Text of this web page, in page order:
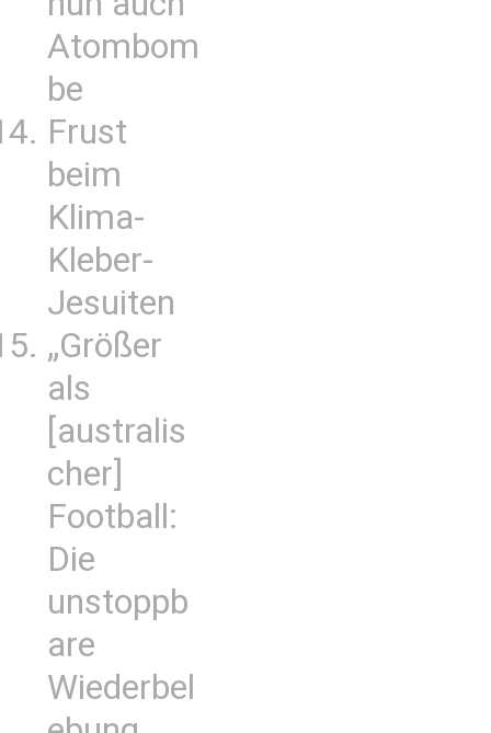
Atombom
be
Frust
beim
Klima-
Kleber-
Jesuiten
„Größer
als
[australis
cher]
Football:
Die
unstoppb
are
Wiederbel